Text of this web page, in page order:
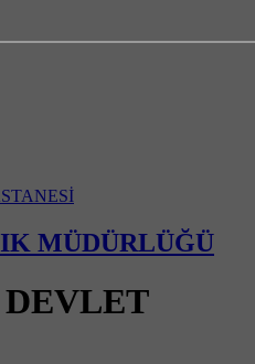
MÜDÜRLÜĞÜ